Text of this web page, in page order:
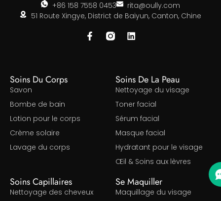
+86 158 7558 0453
rita@oully.com
51 Route Xingye, District de Baiyun, Canton, Chine
Soins Du Corps
Savon
Bombe de bain
Lotion pour le corps
Crème solaire
Lavage du corps
Soins De La Peau
Nettoyage du visage
Toner facial
Sérum facial
Masque facial
Hydratant pour le visage
Œil & Soins aux lèvres
Soins Capillaires
Nettoyage des cheveux
Se Maquiller
Maquillage du visage